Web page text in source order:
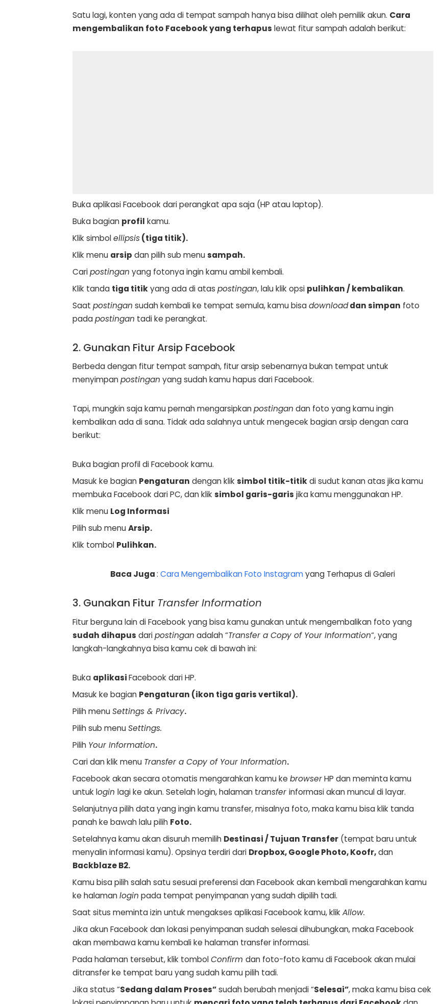
Satu lagi, konten yang ada di tempat sampah hanya bisa dilihat oleh pemilik akun. Cara
mengembalikan foto Facebook yang terhapus lewat fitur sampah adalah berikut:
Buka aplikasi Facebook dari perangkat apa saja (HP atau laptop).
Buka bagian profil kamu.
Klik simbolellipsis(tiga titik).
Klik menu arsip dan pilih sub menusampah.
Caripostingan yang fotonya ingin kamu ambil kembali.
Klik tanda tiga titikyang ada di atas postingan, lalu klik opsi pulihkan / kembalikan.
Saat postingan sudah kembali ke tempat semula, kamu bisadownloaddan simpan foto
padapostingan tadi ke perangkat.
2. Gunakan Fitur Arsip Facebook
Berbeda dengan fitur tempat sampah, fitur arsip sebenarnya bukan tempat untuk
menyimpanpostingan yang sudah kamu hapus dari Facebook.
Tapi, mungkin saja kamu pernah mengarsipkanpostingan dan foto yang kamu ingin
kembalikan ada di sana. Tidak ada salahnya untuk mengecek bagian arsip dengan cara
berikut:
Buka bagian profil di Facebook kamu.
Masuk ke bagian Pengaturan dengan klik simbol titik-titikdi sudut kanan atas jika kamu
membuka Facebook dari PC, dan klik simbol garis-garis jika kamu menggunakan HP.
Klik menu Log Informasi
Pilih sub menuArsip.
Klik tombol Pulihkan.
Baca Juga:Cara Mengembalikan Foto Instagramyang Terhapus di Galeri
3. Gunakan Fitur Transfer Information
Fitur berguna lain di Facebook yang bisa kamu gunakan untuk mengembalikan foto yang
sudah dihapus daripostingan adalah “Transfer a Copy of Your Information“, yang
langkah-langkahnya bisa kamu cek di bawah ini:
Buka aplikasiFacebook dari HP.
Masuk ke bagian Pengaturan (ikon tiga garis vertikal).
Pilih menuSettings & Privacy.
Pilih sub menuSettings.
Pilih Your Information.
Cari dan klik menu Transfer a Copy of Your Information.
Facebook akan secara otomatis mengarahkan kamu ke browserHP dan meminta kamu
untuk login lagi ke akun. Setelah login, halaman transfer informasi akan muncul di layar.
Selanjutnya pilih data yang ingin kamu transfer, misalnya foto, maka kamu bisa klik tanda
panah ke bawah lalu pilih Foto.
Setelahnya kamu akan disuruh memilih Destinasi / Tujuan Transfer (tempat baru untuk
menyalin informasi kamu). Opsinya terdiri dari Dropbox, Google Photo, Koofr,dan
Backblaze B2.
Kamu bisa pilih salah satu sesuai preferensi dan Facebook akan kembali mengarahkan kamu
ke halamanlogin pada tempat penyimpanan yang sudah dipilih tadi.
Saat situs meminta izin untuk mengakses aplikasi Facebook kamu, klik Allow.
Jika akun Facebook dan lokasi penyimpanan sudah selesai dihubungkan, maka Facebook
akan membawa kamu kembali ke halaman transfer informasi.
Pada halaman tersebut, klik tombolConfirm dan foto-foto kamu di Facebook akan mulai
ditransfer ke tempat baru yang sudah kamu pilih tadi.
Jika status “Sedang dalam Proses”sudah berubah menjadi “Selesai”, maka kamu bisa cek